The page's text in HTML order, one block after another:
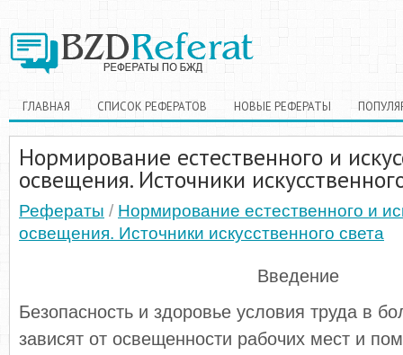
ГЛАВНАЯ СПИСОК РЕФЕРАТОВ НОВЫЕ РЕФЕРАТЫ
Нормирование естественного и
освещения. Источники
Рефераты / Нормирование естественного и
освещения. Источники искусственного света
Введение
Безопасность и здоровье условия труда в
зависят от освещенности рабочих мест и